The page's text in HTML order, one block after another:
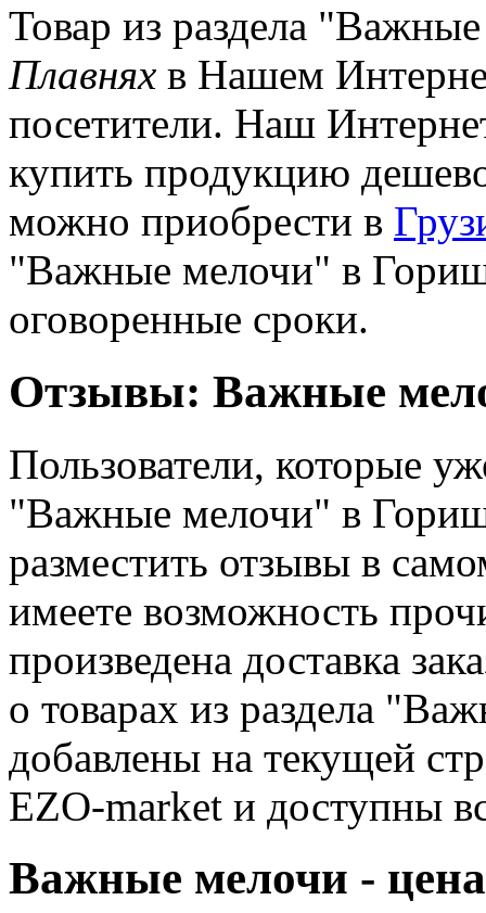
Товар из раздела
Плавнях в Нашем
посетители. Наш
купить продукцию
можно приобрести в
"Важные мелочи" в
оговоренные сроки.
Отзывы: Важные
Пользователи, которые
"Важные мелочи" в
разместить отзывы в
имеете возможность
произведена доставка
о товарах из раздела
добавлены на текущей
EZO-market и доступны
Важные мелочи -